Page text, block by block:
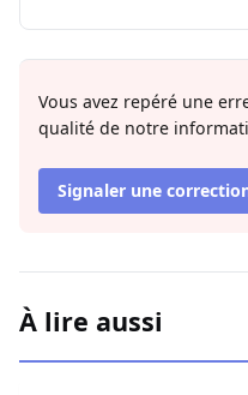
Vous avez repéré une
qualité de notre
Signaler une
À lire aussi